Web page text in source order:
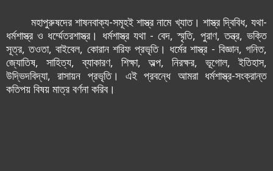
মহাপুরুষদের শাষনবাক্য-সমূহ‌ই শাস্ত্র নামে খ্যাত। শাস্ত্র দ্বিবিধ, যথা-
ধর্মশাস্ত্র ও ধর্ম্মেতরশাস্ত্র। ধর্মশাস্ত্র যথা - বেদ, স্মৃতি, পুরাণ, তন্ত্র, ভক্তি
সূত্র, ত‌ওতা, বাইবেল, কোরান শরিফ প্রভৃতি। ধর্মের শাস্ত্র - বিজ্ঞান, গনিত,
জ্যোতিষ, সাহিত্য, ব্যাকারণ, শিক্ষা, অল্প, নিরক্ষর, ভূগোল, ইতিহাস,
উদ্ভিদবিদ্যা, রাসায়ন প্রভৃতি। এই প্রবন্ধে আমরা ধর্মশাস্ত্র-সংক্রান্ত
কতিপয় বিষয় মাত্র বর্ণনা করিব।